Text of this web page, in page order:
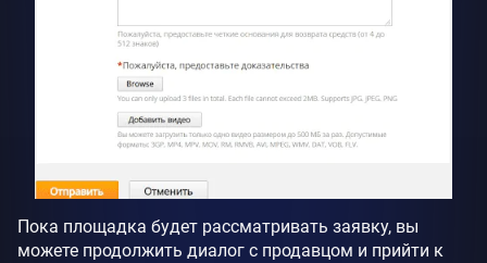
Пока площадка будет рассматривать заявку, вы
можете продолжить диалог с продавцом и прийти к